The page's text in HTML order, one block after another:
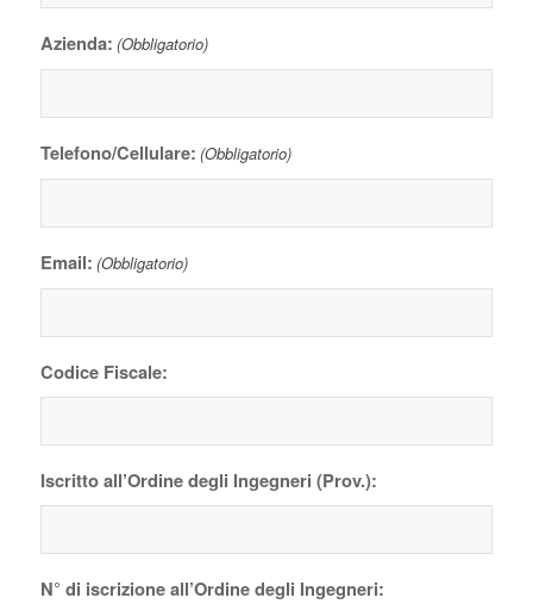
Azienda: (Obbligatorio)
Telefono/Cellulare: (Obbligatorio)
Email: (Obbligatorio)
Codice Fiscale:
Iscritto all’Ordine degli Ingegneri (Prov.):
N° di iscrizione all’Ordine degli Ingegneri: